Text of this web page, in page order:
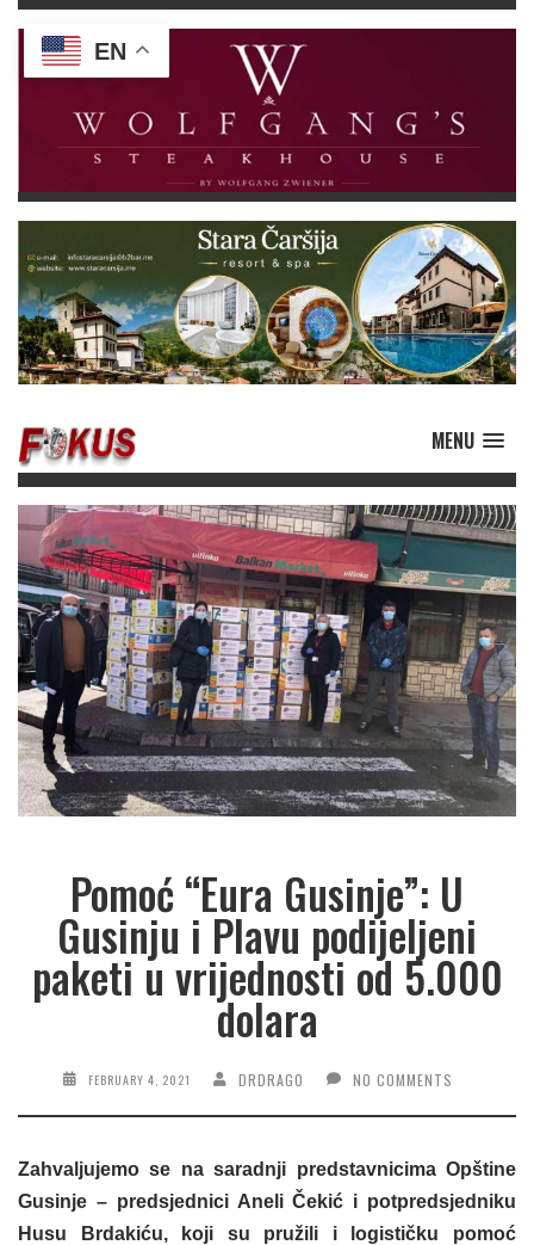
MENU
Pomoć “Eura Gusinje”: U
Gusinju i Plavu podijeljeni
paketi u vrijednosti od 5.000
dolara
FEBRUARY 4, 2021 DRDRAGO NO COMMENTS
Zahvaljujemo se na saradnji predstavnicima Opštine
Gusinje – predsjednici Aneli Čekić i potpredsjedniku
Husu Brdakiću, koji su pružili i logističku pomoć
EN